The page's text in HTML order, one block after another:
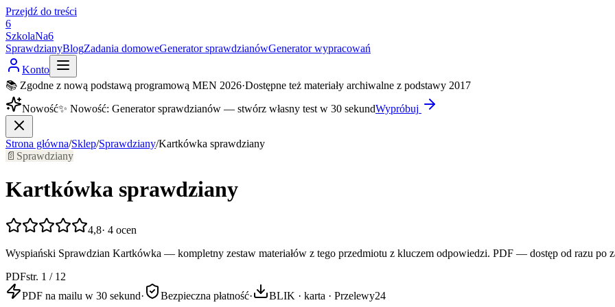
Przejdź do treści
6
SzkolaNa6
SprawdzianyBlogZadania domoweGenerator sprawdzianówGenerator wypracowań
Konto
📚 Zgodne z nową podstawą programową MEN 2026·Dostępne też materiały archiwalne z podstawy 2017
Nowość✨ Nowość: Generator sprawdzianów — stwórz własny test w 30 sekundWypróbuj
Strona główna/Sklep/Sprawdziany/Kartkówka sprawdziany
📄 Sprawdziany
Kartkówka sprawdziany
4,8· 4 ocen
Wyspiański Sprawdzian Kartkówka — kompletny zestaw materiałów z tego przedmiotu z kluczem odpowiedzi. PDF — dostęp od razu po
PDFstr. 1 / 12
PDF na mailu w 30 sekund· Bezpieczna płatność· BLIK · karta · Przelewy24